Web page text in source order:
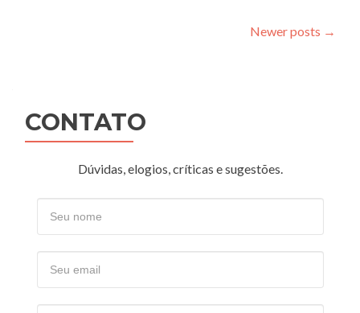
Newer posts →
CONTATO
Dúvidas, elogios, críticas e sugestões.